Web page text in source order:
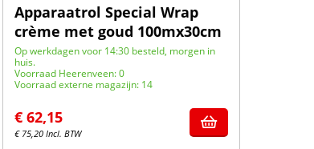
Apparaatrol Special Wrap
crème met goud 100mx30cm
Op werkdagen voor 14:30 besteld, morgen in
huis.
Voorraad Heerenveen: 0
Voorraad externe magazijn: 14
€ 62,15
€ 75,20 Incl. BTW